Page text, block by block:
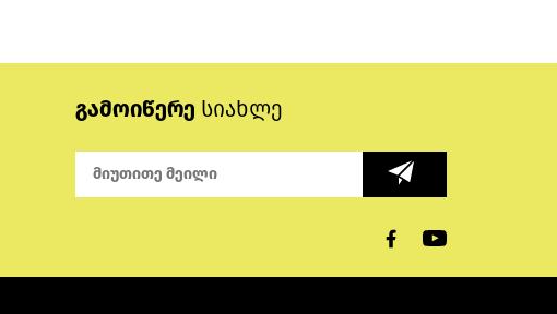
გამოიწერე სიახლე